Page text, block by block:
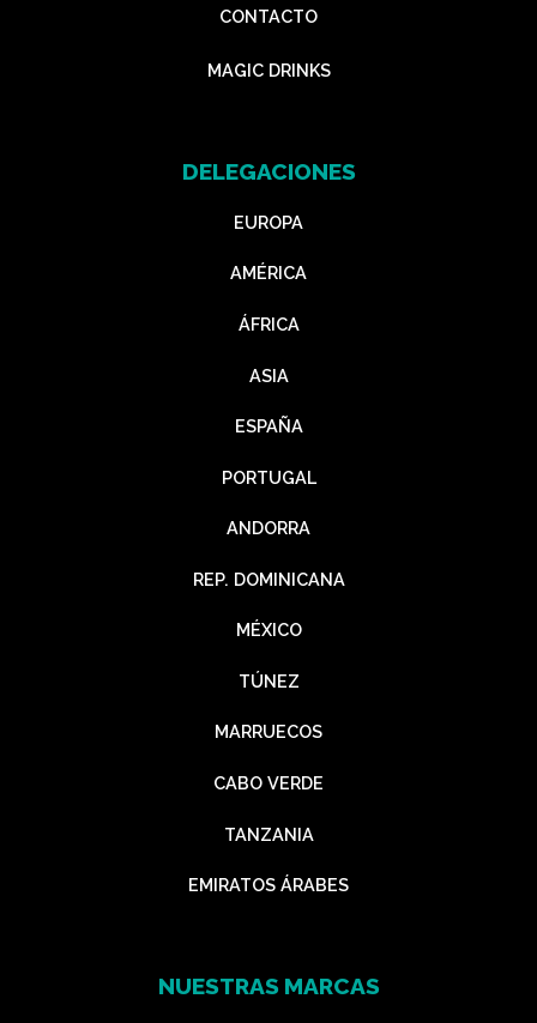
CONTACTO
MAGIC DRINKS
DELEGACIONES
EUROPA
AMÉRICA
ÁFRICA
ASIA
ESPAÑA
PORTUGAL
ANDORRA
REP. DOMINICANA
MÉXICO
TÚNEZ
MARRUECOS
CABO VERDE
TANZANIA
EMIRATOS ÁRABES
NUESTRAS MARCAS